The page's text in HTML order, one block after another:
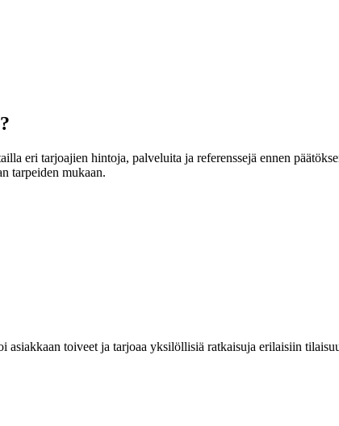
eri tarjoajien hintoja, palveluita ja referenssejä ennen
tarpeiden mukaan.
toiveet ja tarjoaa yksilöllisiä ratkaisuja erilaisiin